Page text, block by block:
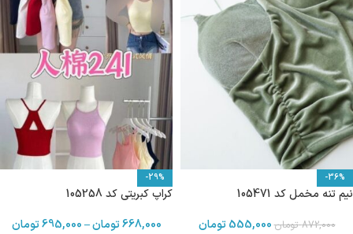
-36%
نیم تنه مخمل کد 105471
872,000 تومان555,000 تومان
-29%
کراپ کبریتی کد 105258
668,000تومان–
695,000تومان